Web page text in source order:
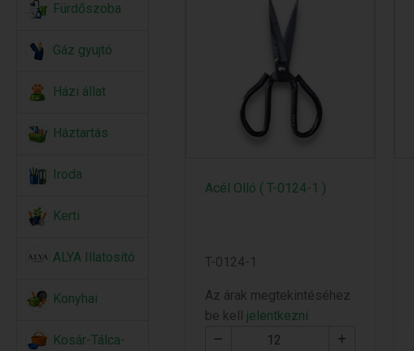
Fürdőszoba
Gáz gyujtó
Házi állat
Háztartás
Iroda
Kerti
ALYA Illatosító
Konyhai
Kosár-Tálca-
Acél Olló ( T-0124-1 )
T-0124-1
Az árak megtekintéséhez
be kell jelentkezni